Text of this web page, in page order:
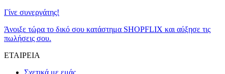
Γίνε συνεργάτης!
Άνοιξε τώρα το δικό σου κατάστημα SHOPFLIX και αύξησε τις
πωλήσεις σου.
ΕΤΑΙΡΕΙΑ
Σχετικά με εμάς